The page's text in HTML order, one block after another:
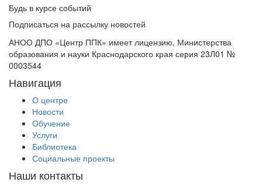
Будь в курсе событий
Подписаться на рассылку новостей
АНОО ДПО «Центр ППК» имеет лицензию, Министерства
образования и науки Краснодарского края серия 23Л01 №
0003544
Навигация
О центре
Новости
Обучение
Услуги
Библиотека
Социальные проекты
Наши контакты